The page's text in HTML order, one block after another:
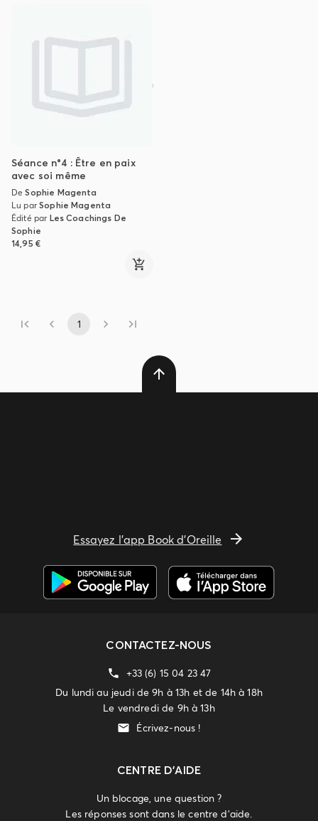
se reconnecter à ses ressources.
applications fructueuses pour se libérer de ses
poids, lâcher prise de ce qui l’entrave et cheminer
ainsi plus légèrement vers son bonheur.
Séance n°4 : Être en paix
avec soi même
DeSophie Magenta
Lu parSophie Magenta
Édité par Les Coachings De
Sophie
14,95 €
1
Essayez l'app Book d'Oreille
CONTACTEZ-NOUS
+33 (6) 15 04 23 47
Du lundi au jeudi de 9h à 13h et de 14h à 18h
Le vendredi de 9h à 13h
Écrivez-nous !
CENTRE D'AIDE
Un blocage, une question ?
Les réponses sont dans le centre d'aide.